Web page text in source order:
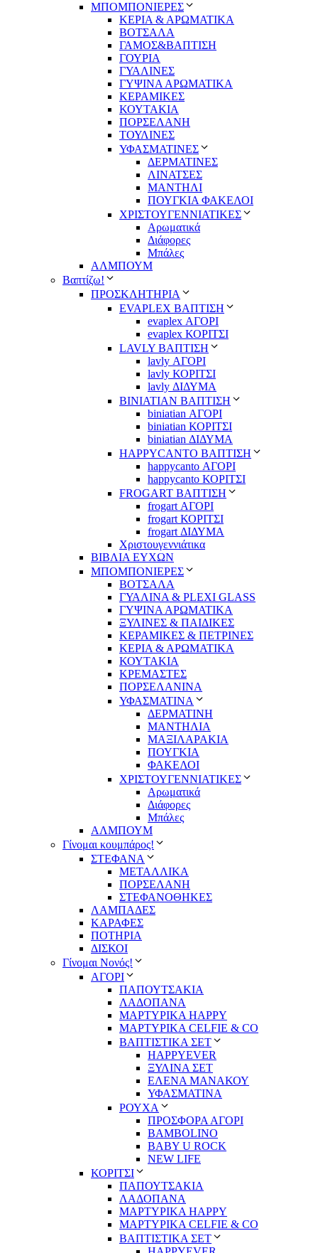
ΜΠΟΜΠΟΝΙΕΡΕΣ
ΚΕΡΙΑ & ΑΡΩΜΑΤΙΚΑ
ΒΟΤΣΑΛΑ
ΓΑΜΟΣ&ΒΑΠΤΙΣΗ
ΓΟΥΡΙΑ
ΓΥΑΛΙΝΕΣ
ΓΥΨΙΝΑ ΑΡΩΜΑΤΙΚΑ
ΚΕΡΑΜΙΚΕΣ
ΚΟΥΤΑΚΙΑ
ΠΟΡΣΕΛΑΝΗ
ΤΟΥΛΙΝΕΣ
ΥΦΑΣΜΑΤΙΝΕΣ
ΔΕΡΜΑΤΙΝΕΣ
ΛΙΝΑΤΣΕΣ
ΜΑΝΤΗΛΙ
ΠΟΥΓΚΙΑ ΦΑΚΕΛΟΙ
ΧΡΙΣΤΟΥΓΕΝΝΙΑΤΙΚΕΣ
Αρωματικά
Διάφορες
Μπάλες
ΑΛΜΠΟΥΜ
Βαπτίζω!
ΠΡΟΣΚΛΗΤΗΡΙΑ
EVAPLEX ΒΑΠΤΙΣΗ
evaplex ΑΓΟΡΙ
evaplex ΚΟΡΙΤΣΙ
LAVLY ΒΑΠΤΙΣΗ
lavly ΑΓΟΡΙ
lavly ΚΟΡΙΤΣΙ
lavly ΔΙΔΥΜΑ
ΒΙΝΙΑΤΙΑΝ ΒΑΠΤΙΣΗ
biniatian ΑΓΟΡΙ
biniatian ΚΟΡΙΤΣΙ
biniatian ΔΙΔΥΜΑ
HAPPYCANTO ΒΑΠΤΙΣΗ
happycanto ΑΓΟΡΙ
happycanto ΚΟΡΙΤΣΙ
FROGART ΒΑΠΤΙΣΗ
frogart ΑΓΟΡΙ
frogart ΚΟΡΙΤΣΙ
frogart ΔΙΔΥΜΑ
Χριστουγεννιάτικα
ΒΙΒΛΙΑ ΕΥΧΩΝ
ΜΠΟΜΠΟΝΙΕΡΕΣ
ΒΟΤΣΑΛΑ
ΓΥΑΛΙΝΑ & PLEXI GLASS
ΓΥΨΙΝΑ ΑΡΩΜΑΤΙΚΑ
ΞΥΛΙΝΕΣ & ΠΑΙΔΙΚΕΣ
ΚΕΡΑΜΙΚΕΣ & ΠΕΤΡΙΝΕΣ
ΚΕΡΙΑ & ΑΡΩΜΑΤΙΚΑ
ΚΟΥΤΑΚΙΑ
ΚΡΕΜΑΣΤΕΣ
ΠΟΡΣΕΛΑΝΙΝΑ
ΥΦΑΣΜΑΤΙΝA
ΔΕΡΜΑΤΙΝΗ
ΜΑΝΤΗΛΙΑ
ΜΑΞΙΛΑΡΑΚΙΑ
ΠΟΥΓΚΙΑ
ΦΑΚΕΛΟΙ
ΧΡΙΣΤΟΥΓΕΝΝΙΑΤΙΚΕΣ
Αρωματικά
Διάφορες
Μπάλες
ΑΛΜΠΟΥΜ
Γίνομαι κουμπάρος!
ΣΤΕΦΑΝΑ
ΜΕΤΑΛΛΙΚΑ
ΠΟΡΣΕΛΑΝΗ
ΣΤΕΦΑΝΟΘΗΚΕΣ
ΛΑΜΠΑΔΕΣ
ΚΑΡΑΦΕΣ
ΠΟΤΗΡΙΑ
ΔΙΣΚΟΙ
Γίνομαι Νονός!
ΑΓΟΡΙ
ΠΑΠΟΥΤΣΑΚΙΑ
ΛΑΔΟΠΑΝΑ
ΜΑΡΤΥΡΙΚΑ HAPPY
ΜΑΡΤΥΡΙΚΑ CELFIE & CO
ΒΑΠΤΙΣΤΙΚΑ ΣΕΤ
HAPPYEVER
ΞΥΛΙΝΑ ΣΕΤ
ΕΛΕΝΑ ΜΑΝΑΚΟΥ
ΥΦΑΣΜΑΤΙΝΑ
ΡΟΥΧΑ
ΠΡΟΣΦΟΡΑ ΑΓΟΡΙ
BAMBOLINO
BABY U ROCK
NEW LIFE
ΚΟΡΙΤΣΙ
ΠΑΠΟΥΤΣΑΚΙΑ
ΛΑΔΟΠΑΝΑ
ΜΑΡΤΥΡΙΚΑ HAPPY
ΜΑΡΤΥΡΙΚΑ CELFIE & CO
ΒΑΠΤΙΣΤΙΚΑ ΣΕΤ